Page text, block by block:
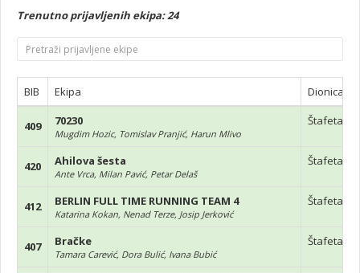
Trenutno prijavljenih ekipa: 24
BIB Ekipa Dionica
409 70230
Mugdim Hozic, Tomislav Pranjić, Harun Mlivo
Štafeta
420 Ahilova šesta
Ante Vrca, Milan Pavić, Petar Delaš
Štafeta
412 BERLIN FULL TIME RUNNING TEAM 4
Katarina Kokan, Nenad Terze, Josip Jerković
Štafeta
407 Bračke
Tamara Carević, Dora Bulić, Ivana Bubić
Štafeta